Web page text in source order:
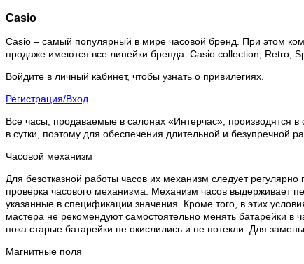
Casio
Casio – самый популярный в мире часовой бренд. При этом
продаже имеются все линейки бренда: Casio collection, Retro,
Войдите в личный кабинет, чтобы узнать о привилегиях.
Регистрация/Вход
Все часы, продаваемые в салонах «Интерчас», производятся
в сутки, поэтому для обеспечения длительной и безупречной
Часовой механизм
Для безотказной работы часов их механизм следует
проверка часового механизма. Механизм часов выдерживает
указанные в спецификации значения. Кроме того, в этих
мастера не рекомендуют самостоятельно менять батарейки в
пока старые батарейки не окислились и не потекли. Для
Магнитные поля